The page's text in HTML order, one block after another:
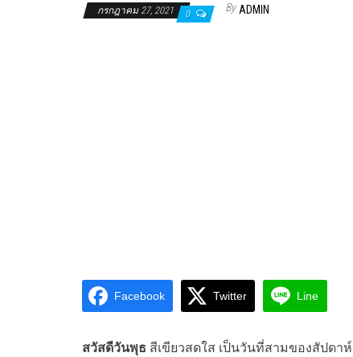
กรกฎาคม 27, 2021 0 By ADMIN
Facebook Twitter Line
สวัสดีวันพุธ สีเขียวสดใส เป็นวันที่สามของสัปดา